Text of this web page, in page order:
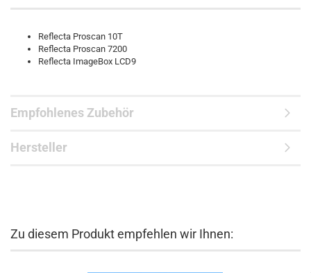
Reflecta Proscan 10T
Reflecta Proscan 7200
Reflecta ImageBox LCD9
Empfohlenes Zubehör
Hersteller
Zu diesem Produkt empfehlen wir Ihnen: